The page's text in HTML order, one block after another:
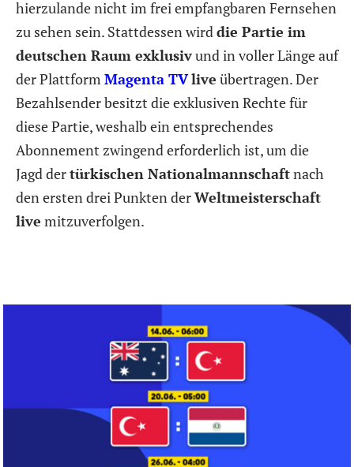
hierzulande nicht im frei empfangbaren Fernsehen
zu sehen sein. Stattdessen wirddie Partie im
deutschen Raum exklusivund in voller Länge auf
der Plattform Magenta TVlive übertragen. Der
Bezahlsender besitzt die exklusiven Rechte für
diese Partie, weshalb ein entsprechendes
Abonnement zwingend erforderlich ist, um die
Jagd dertürkischen Nationalmannschaftnach
den ersten drei Punkten derWeltmeisterschaft
live mitzuverfolgen.